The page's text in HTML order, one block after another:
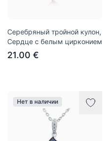
Серебряный тройной кулон,
Сердце с белым цирконием
21.00 €
Нет в наличии